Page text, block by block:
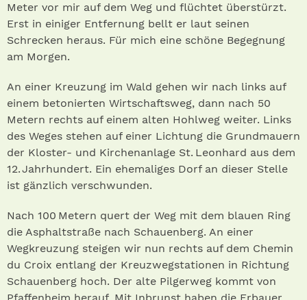
Meter vor mir auf dem Weg und flüchtet überstürzt.
Erst in einiger Entfernung bellt er laut seinen
Schrecken heraus. Für mich eine schöne Begegnung
am Morgen.
An einer Kreuzung im Wald gehen wir nach links auf
einem betonierten Wirtschaftsweg, dann nach 50
Metern rechts auf einem alten Hohlweg weiter. Links
des Weges stehen auf einer Lichtung die Grundmauern
der Kloster- und Kirchenanlage St. Leonhard aus dem
12. Jahrhundert. Ein ehemaliges Dorf an dieser Stelle
ist gänzlich verschwunden.
Nach 100 Metern quert der Weg mit dem blauen Ring
die Asphaltstraße nach Schauenberg. An einer
Wegkreuzung steigen wir nun rechts auf dem Chemin
du Croix entlang der Kreuzwegstationen in Richtung
Schauenberg hoch. Der alte Pilgerweg kommt von